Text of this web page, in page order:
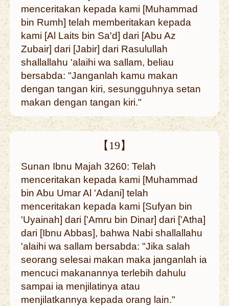
menceritakan kepada kami [Muhammad
bin Rumh] telah memberitakan kepada
kami [Al Laits bin Sa'd] dari [Abu Az
Zubair] dari [Jabir] dari Rasulullah
shallallahu 'alaihi wa sallam, beliau
bersabda: "Janganlah kamu makan
dengan tangan kiri, sesungguhnya setan
makan dengan tangan kiri."
【19】
Sunan Ibnu Majah 3260: Telah
menceritakan kepada kami [Muhammad
bin Abu Umar Al 'Adani] telah
menceritakan kepada kami [Sufyan bin
'Uyainah] dari ['Amru bin Dinar] dari ['Atha]
dari [Ibnu Abbas], bahwa Nabi shallallahu
'alaihi wa sallam bersabda: "Jika salah
seorang selesai makan maka janganlah ia
mencuci makanannya terlebih dahulu
sampai ia menjilatinya atau
menjilatkannya kepada orang lain."